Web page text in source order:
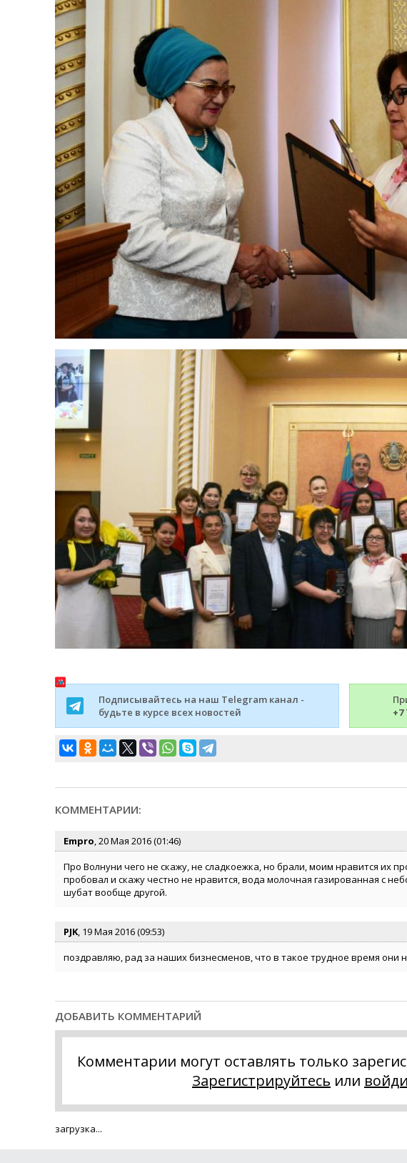
Подписывайтесь на наш Telegram канал -
будьте в курсе всех новостей
+7
КОММЕНТАРИИ:
Empro, 20 Мая 2016 (01:46)
Про Волнуни чего не скажу, не сладкоежка, но брали, моим нравится их
пробовал и скажу честно не нравится, вода молочная газированная с
шубат вообще другой.
PJK, 19 Мая 2016 (09:53)
поздравляю, рад за наших бизнесменов, что в такое трудное время они
ДОБАВИТЬ КОММЕНТАРИЙ
Комментарии могут оставлять только
Зарегистрируйтесь или
загрузка...